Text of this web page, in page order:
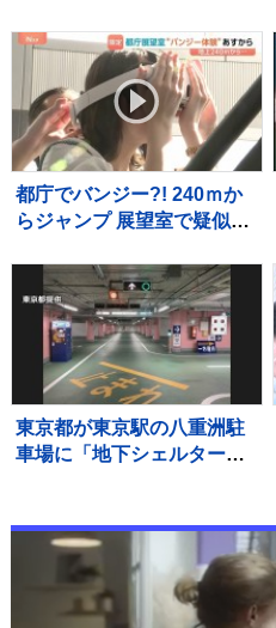
けない状況が続くと「誤嚥
性肺炎」リスク高まり、最
悪死亡のケースも【熊本地
震から10日】
都庁でバンジー?! 240ｍか
らジャンプ 展望室で疑似体
宿高層ビル群” あすから期
間限定
東京都が東京駅の八重洲駐
車場に「地下シェルター」